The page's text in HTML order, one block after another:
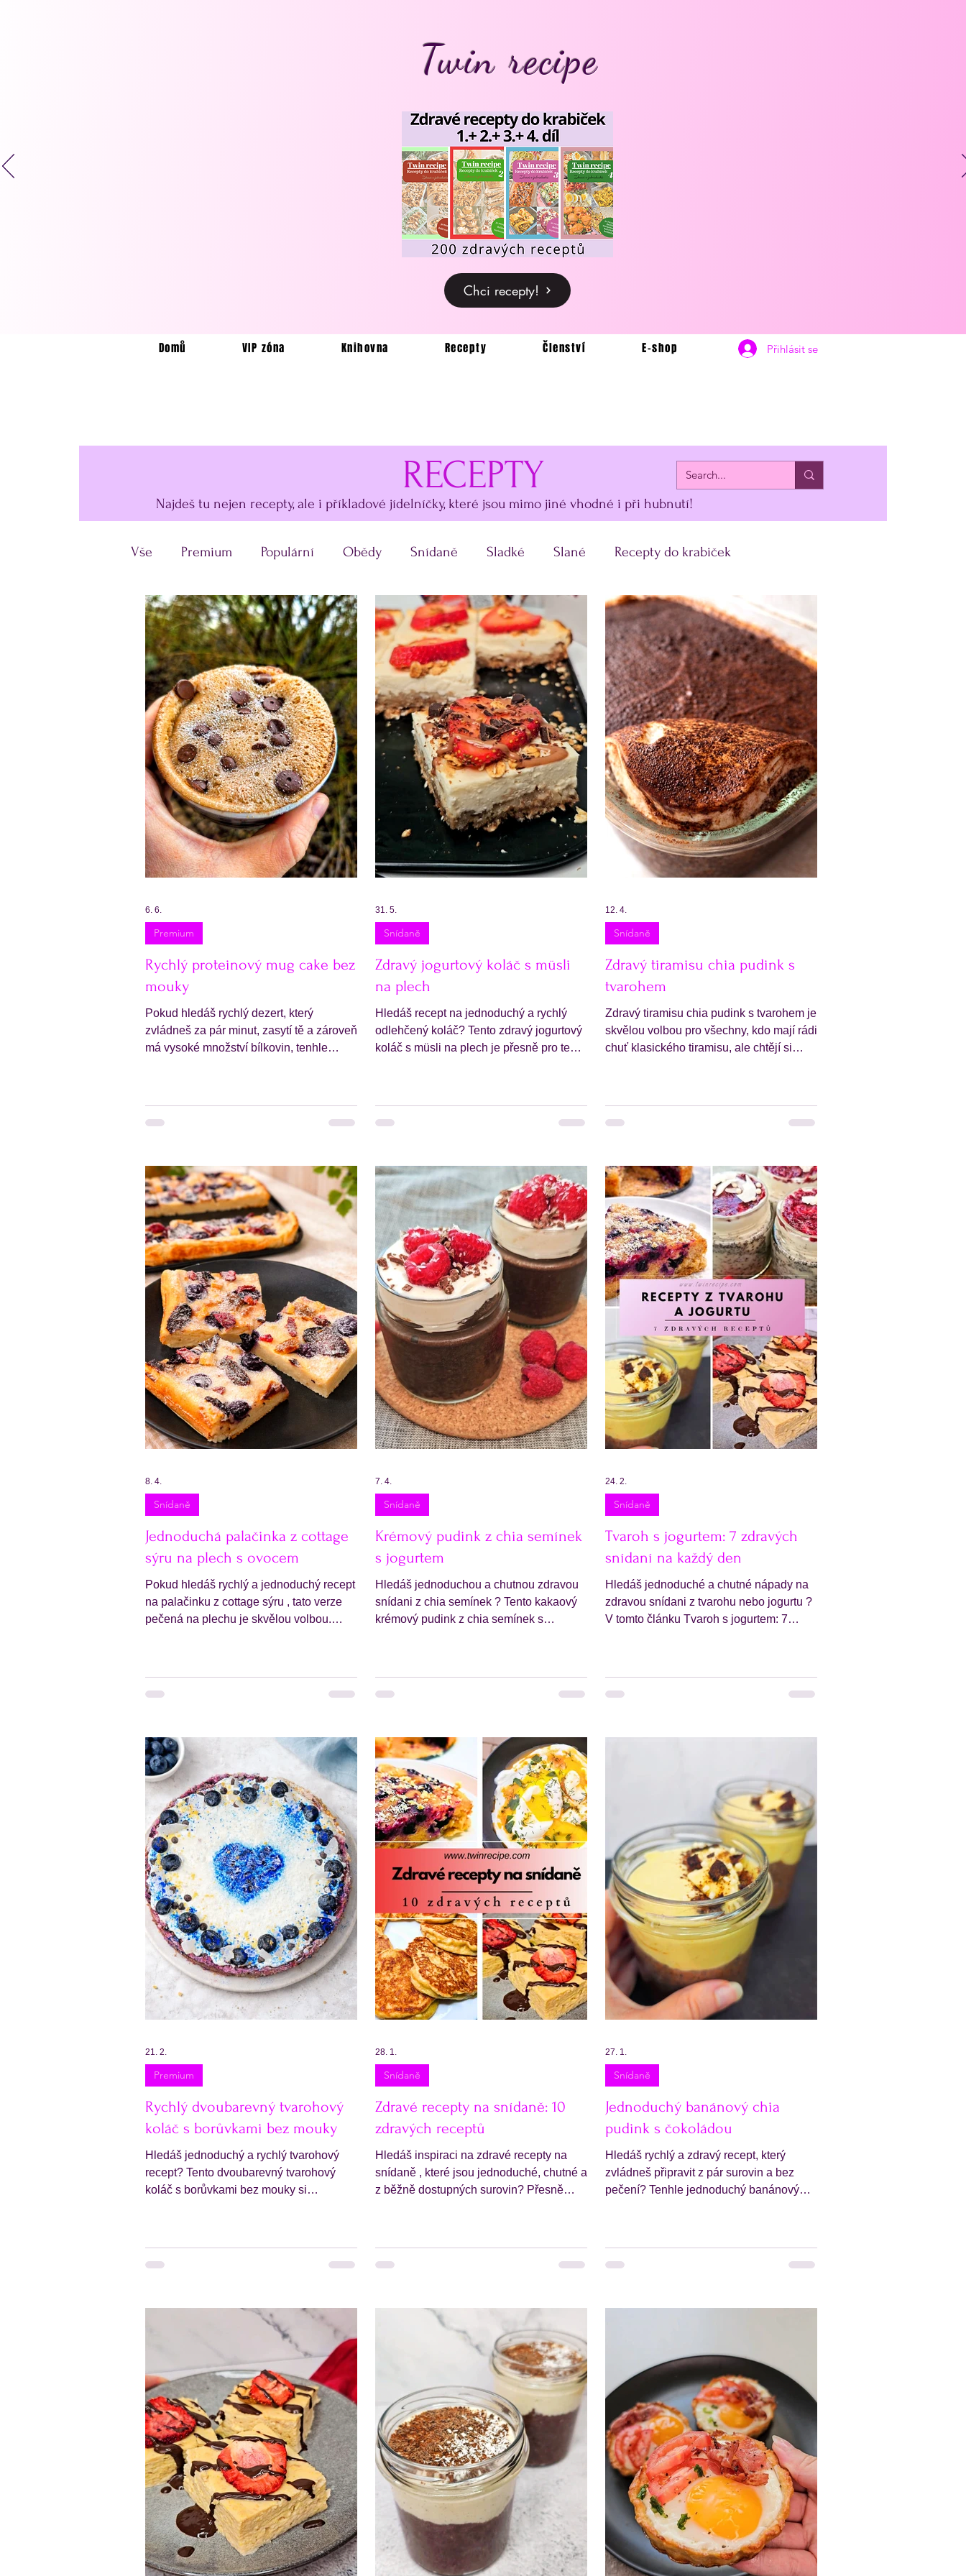
Twin recipe
Chci recepty!
Domů VIP zóna Knihovna Recepty Členství E-shop Přihlásit se
RECEPTY
Najdeš tu nejen recepty, ale i příkladové jídelníčky, které jsou mimo jiné vhodné i při hubnutí!
Vše Premium Populární Obědy Snídaně Sladké Slané Recepty do krabiček
Horkovzdušná fritéza Ukázkové jídelníčky Bez lepku Silvestrovské občerstvení Vánoce
Velikonoce Valentýn Testy receptů Pečení a vaření Příkladové jídelníčky na hubnutí
Obědový jídelníček Týdenní příkladový jídelníček Večeře Zmrzliny a sorbety Pečivo
Rychlý proteinový mug cake bez
mouky
Pokud hledáš rychlý dezert, který
zvládneš za pár minut, zasytí tě a zároveň
má vysoké množství bílkovin, tenhle
základními surovinami, které máš často
ovesných vločkách a proteinu, takže tě
víc zasytí a hodí se i jako rychlá svačina
po tréninku nebo sladká snídaně „do
hrnku“. Díky ořechovému
Premium
6. 6.
Zdravý jogurtový koláč s müsli
na plech
Hledáš recept na jednoduchý a rychlý
odlehčený koláč? Tento zdravý jogurtový
koláč s müsli na plech je přesně pro tebe.
školy. Tento jednoduchý jogurtový koláč
připomíná cheesecake. Skvěle chutná
doplněný o ovoce ale podávat ho můžeš i
samotný. Dopřej si ho jako zdravou
snídani nebo odle
Snídaně
31. 5.
Zdravý tiramisu chia pudink s
tvarohem
Zdravý tiramisu chia pudink s tvarohem je
skvělou volbou pro všechny, kdo mají rádi
chuť klasického tiramisu, ale chtějí si
dezertem – tedy jemnou kávovou chuť,
semínkům přirozeně zhoustne a vytvoří
jemnou pudinkovou konzistenci. Přidání
tvarohu pak dezertu dodá krémovost a
Snídaně
12. 4.
Jednoduchá palačinka z cottage
sýru na plech s ovocem
Pokud hledáš rychlý a jednoduchý recept
na palačinku z cottage sýru , tato verze
pečená na plechu je skvělou volbou.
bílkoviny. Navíc ji připravíš z několika
snídani. Velkou výhodou tohoto receptu
je jeho jednoduchost – těsto stačí
rozmixovat, nalít do formy a upéct v
troubě. Na povrch může
Snídaně
8. 4.
Krémový pudink z chia semínek
s jogurtem
Hledáš jednoduchou a chutnou zdravou
snídani z chia semínek ? Tento kakaový
krémový pudink z chia semínek s
oblíbená hlavně proto, že obsahují
mlékem a proteinem z nich vznikne
krémový chia pudink , který si můžeš
připravit večer a ráno už jen vyndat z
lednice. Tento rychlý chia
Snídaně
7. 4.
Tvaroh s jogurtem: 7 zdravých
snídaní na každý den
Hledáš jednoduché a chutné nápady na
zdravou snídani z tvarohu nebo jogurtu ?
V tomto článku Tvaroh s jogurtem: 7
přípravu, zasytí a skvěle chutnají. Tvaroh
a snadno se kombinují s ovocem,
Snídaně
24. 2.
Rychlý dvoubarevný tvarohový
koláč s borůvkami bez mouky
Hledáš jednoduchý a rychlý tvarohový
recept? Tento dvoubarevný tvarohový
koláč s borůvkami bez mouky si
bez klasické mouky. Část těsta je
dezert, když máš chuť na něco sladkého,
ale nechceš péct klasický těžký dort. Hodí
se i jako sladká snídaně nebo svačina,
Premium
21. 2.
Zdravé recepty na snídaně: 10
zdravých receptů
Hledáš inspiraci na zdravé recepty na
snídaně , které jsou jednoduché, chutné a
z běžně dostupných surovin? Přesně
meal prep i každodenní stravování.
hubnutí. V článku najdeš zdravé recepty
kvalitních surovin, které tě zasytí a dodají
Snídaně
28. 1.
Jednoduchý banánový chia
pudink s čokoládou
Hledáš rychlý a zdravý recept, který
zvládneš připravit z pár surovin a bez
pečení? Tenhle jednoduchý banánový
Spojení zralého banánu, krémového chia
nejen jako sladká snídaně, ale i jako
chia semínka zase vlákninu
Snídaně
27. 1.